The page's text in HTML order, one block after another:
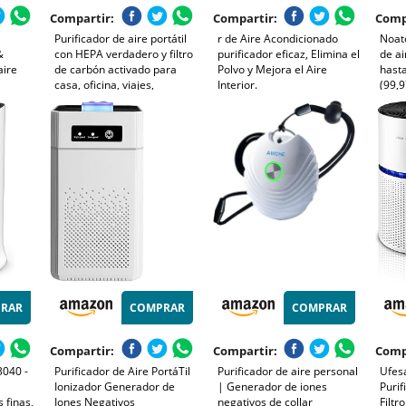
Compartir:
Purificador de aire portátil
con HEPA verdadero y filtro
de carbón activado para
casa, oficina, viajes,
camping, elimina
formaldehído y PM2.5, ultra
silencioso, alimentado por
USB, compacto
Compartir:
r de Aire Acondicionado
purificador eficaz, Elimina el
Polvo y Mejora el Aire
Interior.
de
-
finas,
COMPRAR
Compartir:
Purificador de Aire PortáTil
Ionizador Generador de
Iones Negativos
COMPRAR
Compartir:
Purificador de aire personal
| Generador de iones
negativos de collar